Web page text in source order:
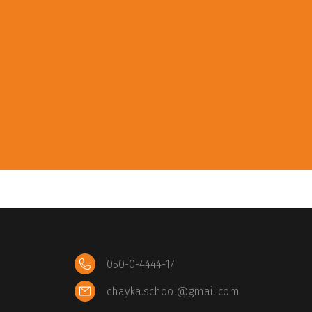
050-0-4444-17
chayka.school@gmail.com